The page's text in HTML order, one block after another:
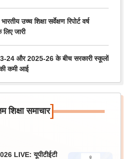
उच्च शिक्षा सर्वेक्षण रिपोर्ट वर्ष
जारी
24 और 2025-26 के बीच सरकारी स्कूलों
कमी आई
शिक्षा समाचार]
LIVE: यूपीटीईटी